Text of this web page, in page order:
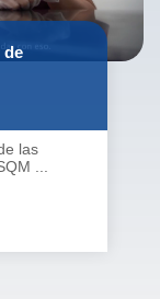
de
las
...